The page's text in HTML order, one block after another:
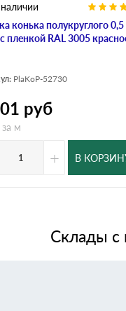
конька полукруглого 0,5
пленкой RAL 3005
PlaKoP-52730
руб
м
+ В
Склады с